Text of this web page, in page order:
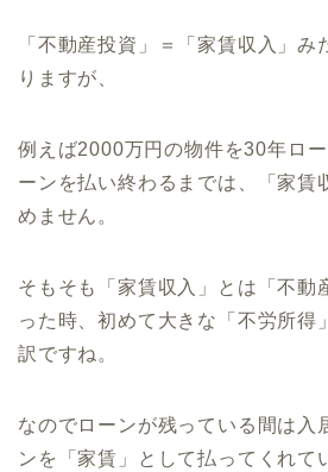
「不動産投資」＝「家賃収入」み
りますが、
例えば2000万円の物件を30年ロ
ーンを払い終わるまでは、「家賃
めません。
そもそも「家賃収入」とは「不動
った時、初めて大きな「不労所得
訳ですね。
なのでローンが残っている間は入
ンを「家賃」として払ってくれて